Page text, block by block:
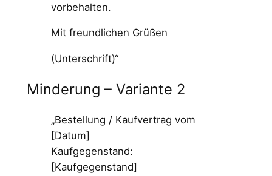
vorbehalten.
Mit freundlichen Grüßen
(Unterschrift)“
Minderung – Variante 2
„Bestellung / Kaufvertrag vom
[Datum]
Kaufgegenstand:
[Kaufgegenstand]